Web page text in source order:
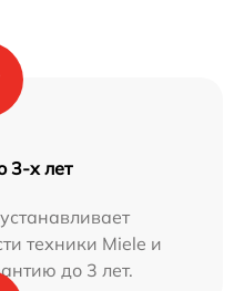
3-х лет
техники Miele и
до 3 лет.